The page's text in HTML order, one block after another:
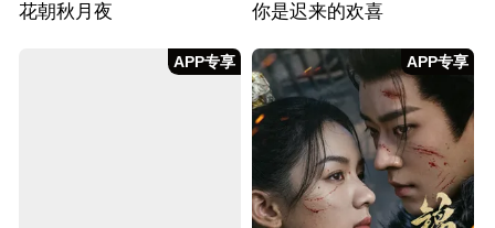
花朝秋月夜 你是迟来的欢喜
APP专享 APP专享